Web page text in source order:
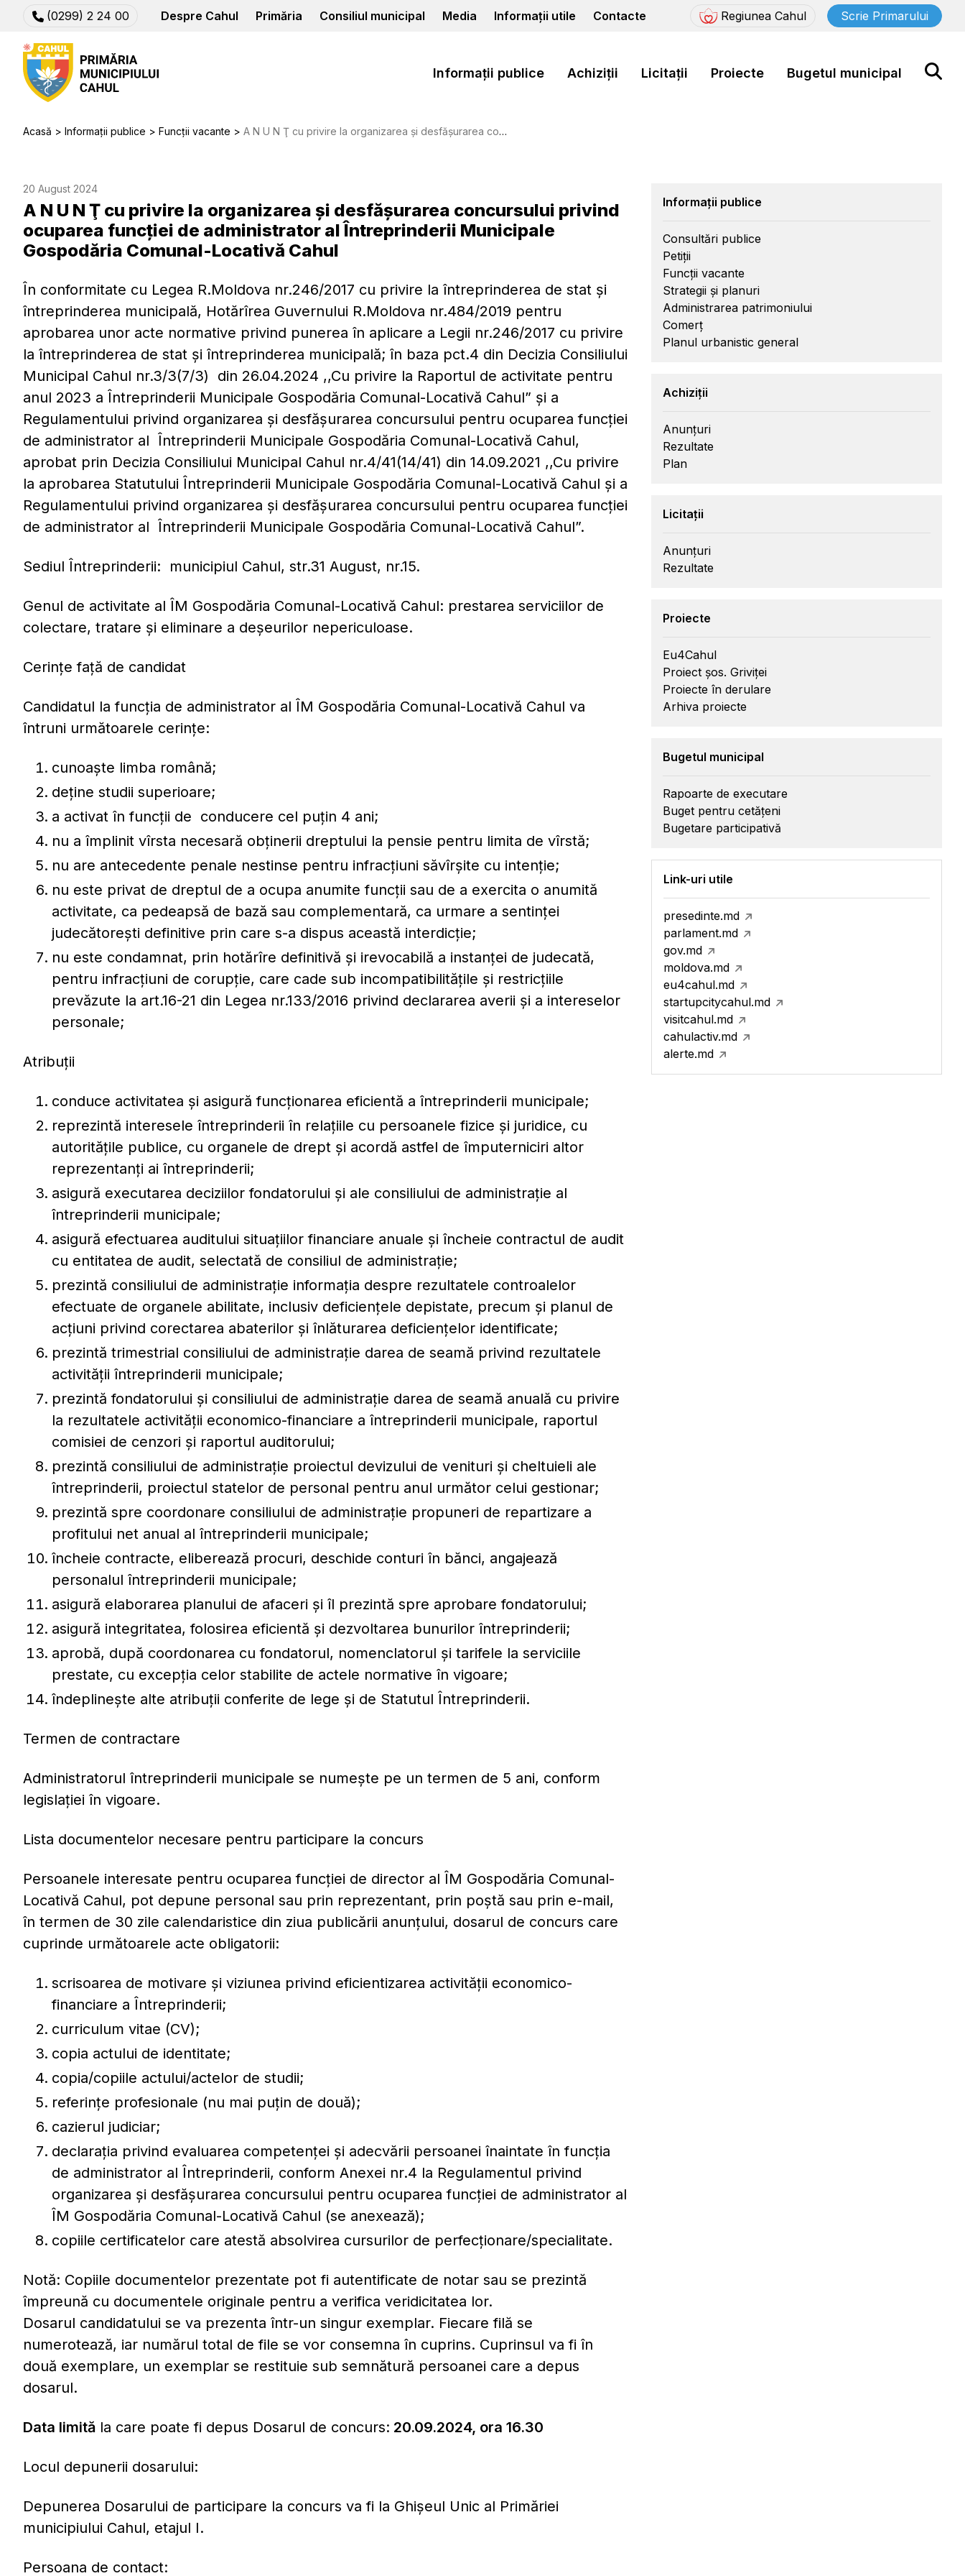
(0299) 2 24 00 Despre Cahul Primăria Consiliul municipal Media Informații utile Contacte Regiunea Cahul Scrie Primarului
Informații publice Achiziții Licitații Proiecte Bugetul municipal
Acasă Informații publice Funcții vacante A N U N Ţ сu privire la organizarea și desfăşurarea concursului privind ocuparea funcției de administrator al Întreprinderii Municipale Gospodăria Comunal-Locativă Cahul
20 August 2024
A N U N Ţ сu privire la organizarea și desfăşurarea concursului privind
ocuparea funcției de administrator al Întreprinderii Municipale
Gospodăria Comunal-Locativă Cahul
În conformitate cu Legea R.Moldova nr.246/2017 cu privire la întreprinderea de stat și
întreprinderea municipală, Hotărîrea Guvernului R.Moldova nr.484/2019 pentru
aprobarea unor acte normative privind punerea în aplicare a Legii nr.246/2017 cu privire
la întreprinderea de stat și întreprinderea municipală; în baza pct.4 din Decizia Consiliului
Municipal Cahul nr.3/3(7/3) din 26.04.2024 ,,Cu privire la Raportul de activitate pentru
anul 2023 a Întreprinderii Municipale Gospodăria Comunal-Locativă Cahul” și a
Regulamentului privind organizarea şi desfăşurarea concursului pentru ocuparea funcţiei
de administrator al Întreprinderii Municipale Gospodăria Comunal-Locativă Cahul,
aprobat prin Decizia Consiliului Municipal Cahul nr.4/41(14/41) din 14.09.2021 ,,Cu privire
la aprobarea Statutului Întreprinderii Municipale Gospodăria Comunal-Locativă Cahul și a
Regulamentului privind organizarea şi desfăşurarea concursului pentru ocuparea funcţiei
de administrator al Întreprinderii Municipale Gospodăria Comunal-Locativă Cahul”.
Sediul Întreprinderii: municipiul Cahul, str.31 August, nr.15.
Genul de activitate al ÎM Gospodăria Comunal-Locativă Cahul: prestarea serviciilor de
colectare, tratare și eliminare a deșeurilor nepericuloase.
Cerințe față de candidat
Candidatul la funcția de administrator al ÎM Gospodăria Comunal-Locativă Cahul va
întruni următoarele cerințe:
cunoaște limba română;
deține studii superioare;
a activat în funcții de conducere cel puțin 4 ani;
nu a împlinit vîrsta necesară obținerii dreptului la pensie pentru limita de vîrstă;
nu are antecedente penale nestinse pentru infracțiuni săvîrșite cu intenție;
nu este privat de dreptul de a ocupa anumite funcții sau de a exercita o anumită
activitate, ca pedeapsă de bază sau complementară, ca urmare a sentinței
judecătorești definitive prin care s-a dispus această interdicție;
nu este condamnat, prin hotărîre definitivă și irevocabilă a instanței de judecată,
pentru infracțiuni de corupție, care cade sub incompatibilitățile și restricțiile
prevăzute la art.16-21 din Legea nr.133/2016 privind declararea averii și a intereselor
personale;
Atribuții
conduce activitatea şi asigură funcţionarea eficientă a întreprinderii municipale;
reprezintă interesele întreprinderii în relaţiile cu persoanele fizice şi juridice, cu
autorităţile publice, cu organele de drept și acordă astfel de împuterniciri altor
reprezentanţi ai întreprinderii;
asigură executarea deciziilor fondatorului şi ale consiliului de administraţie al
întreprinderii municipale;
asigură efectuarea auditului situaţiilor financiare anuale şi încheie contractul de audit
cu entitatea de audit, selectată de consiliul de administraţie;
prezintă consiliului de administraţie informaţia despre rezultatele controalelor
efectuate de organele abilitate, inclusiv deficiențele depistate, precum şi planul de
acţiuni privind corectarea abaterilor și înlăturarea deficiențelor identificate;
prezintă trimestrial consiliului de administraţie darea de seamă privind rezultatele
activităţii întreprinderii municipale;
prezintă fondatorului şi consiliului de administraţie darea de seamă anuală cu privire
la rezultatele activităţii economico-financiare a întreprinderii municipale, raportul
comisiei de cenzori şi raportul auditorului;
prezintă consiliului de administraţie proiectul devizului de venituri şi cheltuieli ale
întreprinderii, proiectul statelor de personal pentru anul următor celui gestionar;
prezintă spre coordonare consiliului de administraţie propuneri de repartizare a
profitului net anual al întreprinderii municipale;
încheie contracte, eliberează procuri, deschide conturi în bănci, angajează
personalul întreprinderii municipale;
asigură elaborarea planului de afaceri şi îl prezintă spre aprobare fondatorului;
asigură integritatea, folosirea eficientă şi dezvoltarea bunurilor întreprinderii;
aprobă, după coordonarea cu fondatorul, nomenclatorul şi tarifele la serviciile
prestate, cu excepţia celor stabilite de actele normative în vigoare;
îndeplinește alte atribuții conferite de lege și de Statutul Întreprinderii.
Termen de contractare
Administratorul întreprinderii municipale se numește pe un termen de 5 ani, conform
legislației în vigoare.
Lista documentelor necesare pentru participare la concurs
Persoanele interesate pentru ocuparea funcţiei de director al ÎM Gospodăria Comunal-
Locativă Cahul, pot depune personal sau prin reprezentant, prin poştă sau prin e-mail,
în termen de 30 zile calendaristice din ziua publicării anunţului, dosarul de concurs care
cuprinde următoarele acte obligatorii:
scrisoarea de motivare și viziunea privind eficientizarea activității economico-
financiare a Întreprinderii;
curriculum vitae (CV);
copia actului de identitate;
copia/copiile actului/actelor de studii;
referințe profesionale (nu mai puțin de două);
cazierul judiciar;
declarația privind evaluarea competenței și adecvării persoanei înaintate în funcția
de administrator al Întreprinderii, conform Anexei nr.4 la Regulamentul privind
organizarea și desfășurarea concursului pentru ocuparea funcției de administrator al
ÎM Gospodăria Comunal-Locativă Cahul (se anexează);
copiile certificatelor care atestă absolvirea cursurilor de perfecționare/specialitate.
Notă: Copiile documentelor prezentate pot fi autentificate de notar sau se prezintă
împreună cu documentele originale pentru a verifica veridicitatea lor.
Dosarul candidatului se va prezenta într-un singur exemplar. Fiecare filă se
numerotează, iar numărul total de file se vor consemna în cuprins. Cuprinsul va fi în
două exemplare, un exemplar se restituie sub semnătură persoanei care a depus
dosarul.
Data limită la care poate fi depus Dosarul de concurs: 20.09.2024, ora 16.30
Locul depunerii dosarului:
Depunerea Dosarului de participare la concurs va fi la Ghișeul Unic al Primăriei
municipiului Cahul, etajul I.
Persoana de contact:
Informații publice
Consultări publice
Petiții
Funcții vacante
Strategii și planuri
Administrarea patrimoniului
Comerț
Planul urbanistic general
Achiziții
Anunțuri
Rezultate
Plan
Licitații
Anunțuri
Rezultate
Proiecte
Eu4Cahul
Proiect șos. Griviței
Proiecte în derulare
Arhiva proiecte
Bugetul municipal
Rapoarte de executare
Buget pentru cetățeni
Bugetare participativă
Link-uri utile
presedinte.md
parlament.md
gov.md
moldova.md
eu4cahul.md
startupcitycahul.md
visitcahul.md
cahulactiv.md
alerte.md